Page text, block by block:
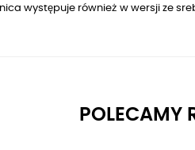
występuje również w wersji ze
POLECAMY